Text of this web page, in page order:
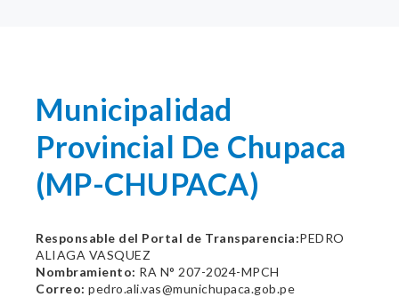
Municipalidad
Provincial De Chupaca
(MP-CHUPACA)
Responsable del Portal de Transparencia:PEDRO
ALIAGA VASQUEZ
Nombramiento: RA N° 207-2024-MPCH
Correo: pedro.ali.vas@munichupaca.gob.pe